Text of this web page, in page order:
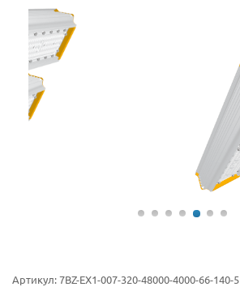
Артикул:7BZ-EX1-007-320-48000-4000-66-140-5